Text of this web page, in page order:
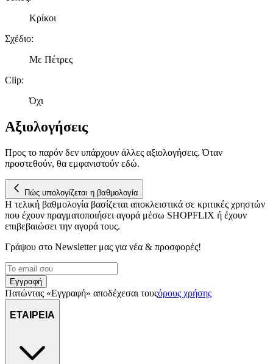
Κρίκοι
Σχέδιο:
Με Πέτρες
Clip:
Όχι
Αξιολογήσεις
Προς το παρόν δεν υπάρχουν άλλες αξιολογήσεις. Όταν
προστεθούν, θα εμφανιστούν εδώ.
Πώς υπολογίζεται η βαθμολογία
Η τελική βαθμολογία βασίζεται αποκλειστικά σε κριτικές χρηστών
που έχουν πραγματοποιήσει αγορά μέσω SHOPFLIX ή έχουν
επιβεβαιώσει την αγορά τους.
Γράψου στο Νewsletter μας για νέα & προσφορές!
Εγγραφή
Πατώντας «Εγγραφή» αποδέχεσαι τουςόρους χρήσης
ΕΤΑΙΡΕΙΑ